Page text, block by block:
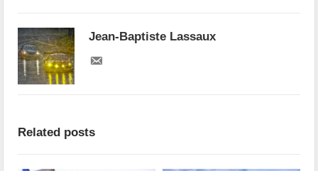
Jean-Baptiste Lassaux
Related posts